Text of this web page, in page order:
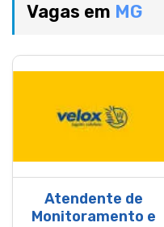
Vagas em MG
Atendente de
Monitoramento e